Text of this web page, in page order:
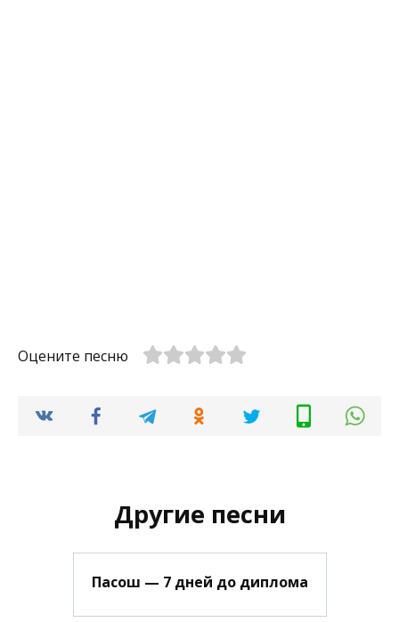
Оцените песню
Другие песни
Пасош — 7 дней до диплома